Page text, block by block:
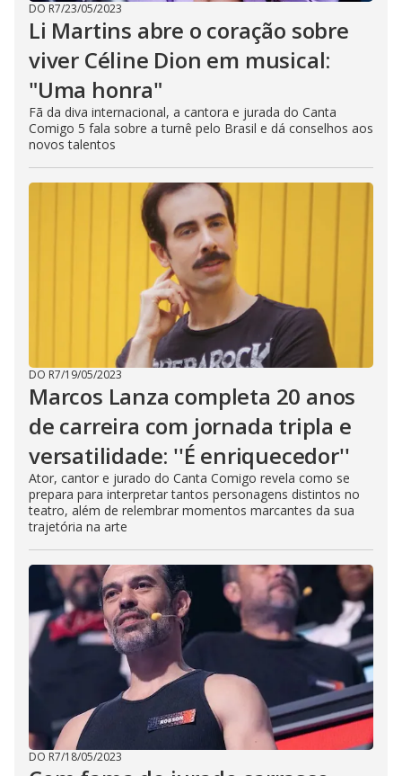
DO R7/23/05/2023
Li Martins abre o coração sobre
viver Céline Dion em musical:
"Uma honra"
Fã da diva internacional, a cantora e jurada do Canta
Comigo 5 fala sobre a turnê pelo Brasil e dá conselhos aos
novos talentos
DO R7/19/05/2023
Marcos Lanza completa 20 anos
de carreira com jornada tripla e
versatilidade: ''É enriquecedor''
Ator, cantor e jurado do Canta Comigo revela como se
prepara para interpretar tantos personagens distintos no
teatro, além de relembrar momentos marcantes da sua
trajetória na arte
DO R7/18/05/2023